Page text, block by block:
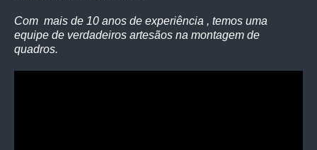
Com mais de 10 anos de experiência , temos uma
equipe de verdadeiros artesãos na montagem de
quadros.